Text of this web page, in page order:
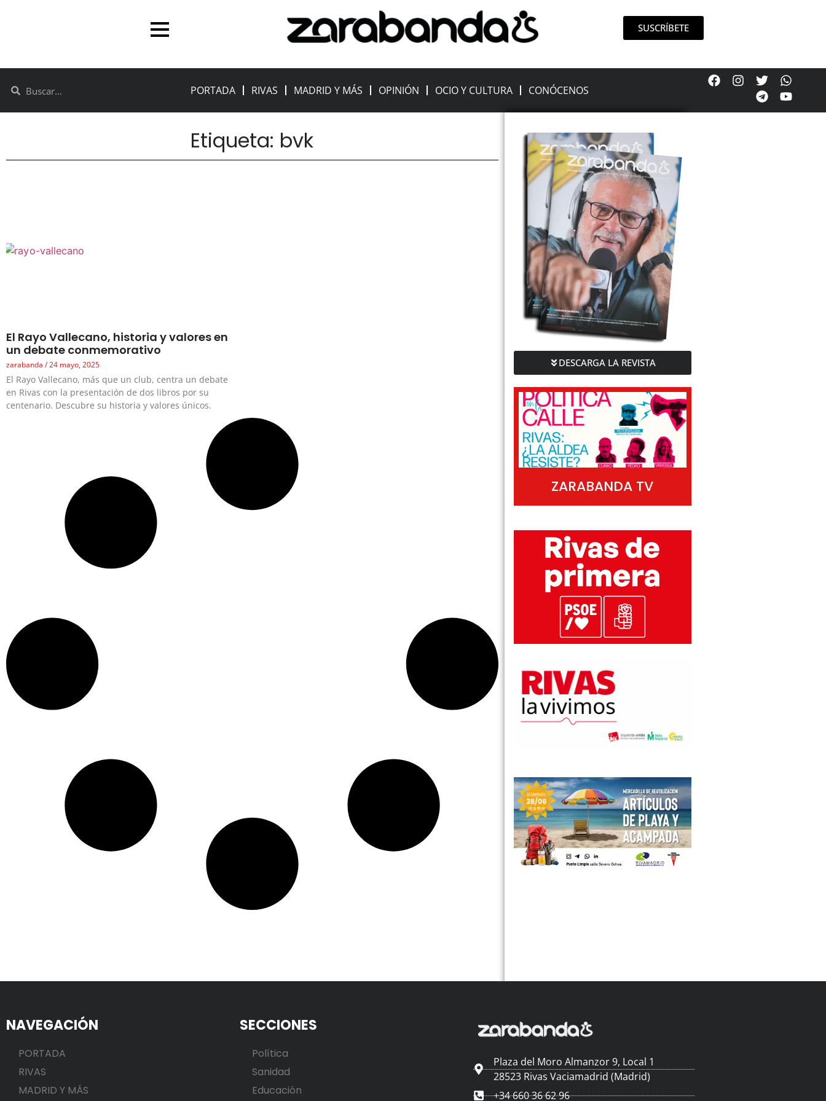
SUSCRÍBETE
PORTADA RIVAS MADRID Y MÁS OPINIÓN OCIO Y CULTURA CONÓCENOS
Etiqueta: bvk
El Rayo Vallecano, historia y valores en
un debate conmemorativo
zarabanda 24 mayo, 2025
El Rayo Vallecano, más que un club, centra un debate
en Rivas con la presentación de dos libros por su
centenario. Descubre su historia y valores únicos.
DESCARGA LA REVISTA
ZARABANDA TV
NAVEGACIÓN
PORTADA
RIVAS
MADRID Y MÁS
SECCIONES
Política
Sanidad
Educación
Plaza del Moro Almanzor 9, Local 1
28523 Rivas Vaciamadrid (Madrid)
+34 660 36 62 96